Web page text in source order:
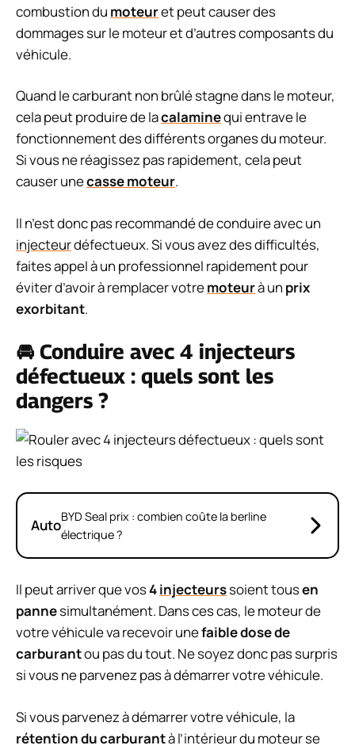
combustion du moteuret peut causer des
dommages sur le moteur et d’autres composants du
véhicule.
Quand le carburant non brûlé stagne dans le moteur,
cela peut produire de lacalaminequi entrave le
fonctionnement des différents organes du moteur.
Si vous ne réagissez pas rapidement, cela peut
causer unecasse moteur.
Il n’est donc pas recommandé de conduire avec un
injecteurdéfectueux. Si vous avez des difficultés,
faites appel à un professionnel rapidement pour
éviter d’avoir à remplacer votremoteurà un prix
exorbitant.
🚘 Conduire avec 4 injecteurs
défectueux : quels sont les
dangers ?
AutoBYD Seal prix : combien coûte la berline
électrique ?
Il peut arriver que vos4injecteurssoient tousen
pannesimultanément. Dans ces cas, le moteur de
votre véhicule va recevoir unefaible dose de
carburantou pas du tout. Ne soyez donc pas surpris
si vous ne parvenez pas à démarrer votre véhicule.
Si vous parvenez à démarrer votre véhicule, la
rétention du carburantà l’intérieur du moteur se